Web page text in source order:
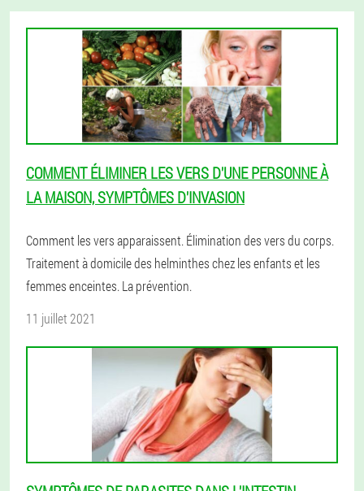
COMMENT ÉLIMINER LES VERS D'UNE PERSONNE À
LA MAISON, SYMPTÔMES D'INVASION
Comment les vers apparaissent. Élimination des vers du corps.
Traitement à domicile des helminthes chez les enfants et les
femmes enceintes. La prévention.
11 juillet 2021